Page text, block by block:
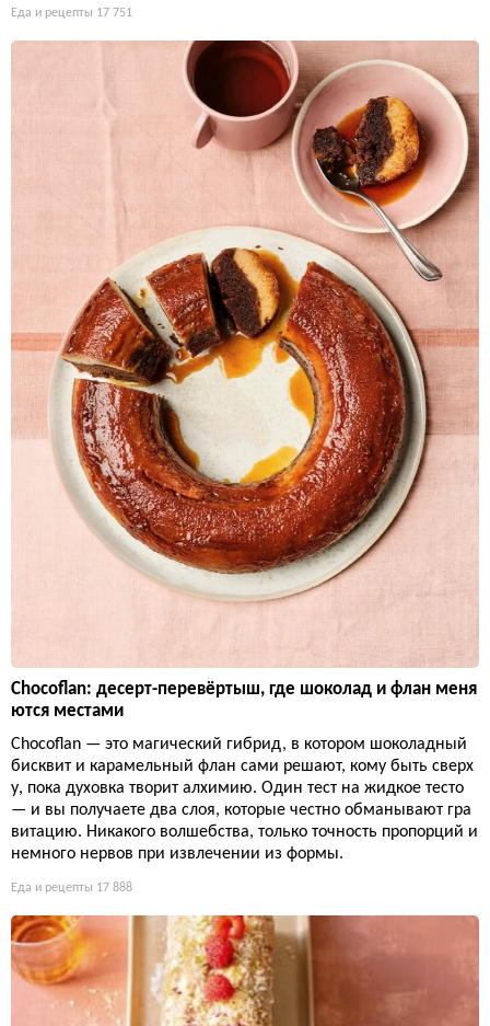
Еда и рецепты 17 751
Chocoflan: десерт-перевёртыш, где шоколад и флан меня
ются местами
Chocoflan — это магический гибрид, в котором шоколадный
бисквит и карамельный флан сами решают, кому быть сверх
у, пока духовка творит алхимию. Один тест на жидкое тесто
— и вы получаете два слоя, которые честно обманывают гра
витацию. Никакого волшебства, только точность пропорций и
немного нервов при извлечении из формы.
Еда и рецепты 17 888